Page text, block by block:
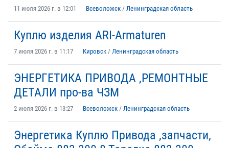
11 июля 2026 г. в 12:01 Всеволожск / Ленинградская область
Куплю изделия ARI-Armaturen
7 июля 2026 г. в 11:17 Кировск / Ленинградская область
ЭНЕРГЕТИКА ПРИВОДА ,РЕМОНТНЫЕ
ДЕТАЛИ про-ва ЧЗМ
2 июля 2026 г. в 13:27 Всеволожск / Ленинградская область
Энергетика Куплю Привода ,запчасти,